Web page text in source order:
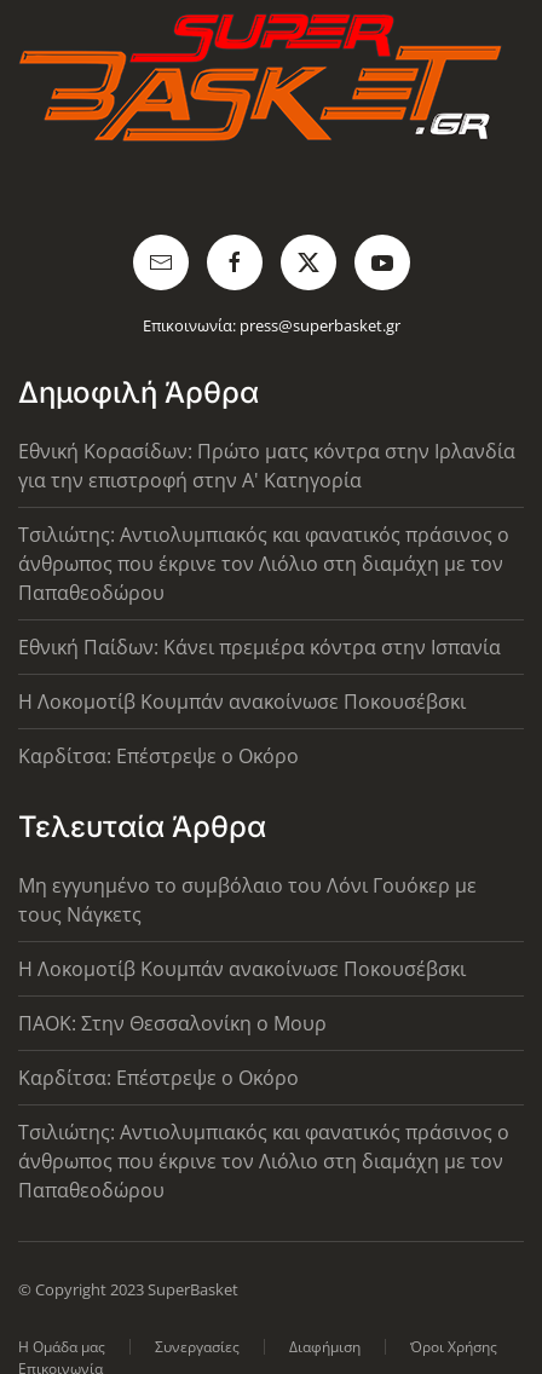
Επικοινωνία: press@superbasket.gr
Δημοφιλή Άρθρα
Εθνική Κορασίδων: Πρώτο ματς κόντρα στην Ιρλανδία
για την επιστροφή στην Α' Κατηγορία
Τσιλιώτης: Αντιολυμπιακός και φανατικός πράσινος ο
άνθρωπος που έκρινε τον Λιόλιο στη διαμάχη με τον
Παπαθεοδώρου
Εθνική Παίδων: Κάνει πρεμιέρα κόντρα στην Ισπανία
Η Λοκομοτίβ Κουμπάν ανακοίνωσε Ποκουσέβσκι
Καρδίτσα: Επέστρεψε ο Οκόρο
Τελευταία Άρθρα
Μη εγγυημένο το συμβόλαιο του Λόνι Γουόκερ με
τους Νάγκετς
Η Λοκομοτίβ Κουμπάν ανακοίνωσε Ποκουσέβσκι
ΠΑΟΚ: Στην Θεσσαλονίκη ο Μουρ
Καρδίτσα: Επέστρεψε ο Οκόρο
Τσιλιώτης: Αντιολυμπιακός και φανατικός πράσινος ο
άνθρωπος που έκρινε τον Λιόλιο στη διαμάχη με τον
Παπαθεοδώρου
© Copyright 2023 SuperBasket
Η Ομάδα μας Συνεργασίες Διαφήμιση
Όροι Χρήσης
Επικοινωνία